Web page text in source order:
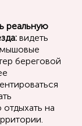
реальную
видеть
береговой
на